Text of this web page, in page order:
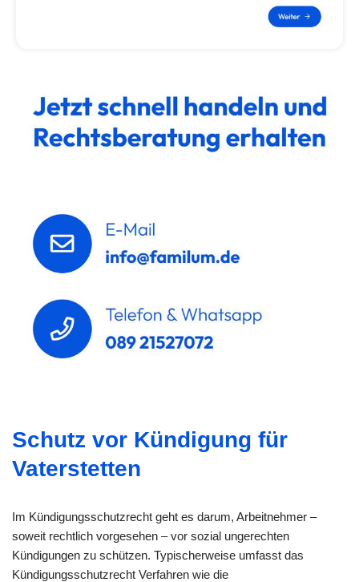
Schutz vor Kündigung für
Vaterstetten
Im Kündigungsschutzrecht geht es darum, Arbeitnehmer –
soweit rechtlich vorgesehen – vor sozial ungerechten
Kündigungen zu schützen. Typischerweise umfasst das
Kündigungsschutzrecht Verfahren wie die